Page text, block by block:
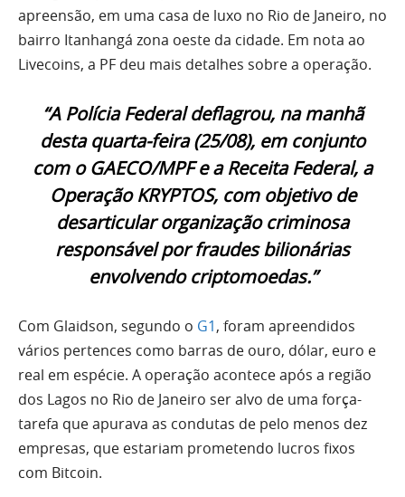
apreensão, em uma casa de luxo no Rio de Janeiro, no
bairro Itanhangá zona oeste da cidade. Em nota ao
Livecoins, a PF deu mais detalhes sobre a operação.
“A Polícia Federal deflagrou, na manhã
desta quarta-feira (25/08), em conjunto
com o GAECO/MPF e a Receita Federal, a
Operação KRYPTOS, com objetivo de
desarticular organização criminosa
responsável por fraudes bilionárias
envolvendo criptomoedas.”
Com Glaidson, segundo o G1, foram apreendidos
vários pertences como barras de ouro, dólar, euro e
real em espécie. A operação acontece após a região
dos Lagos no Rio de Janeiro ser alvo de uma força-
tarefa que apurava as condutas de pelo menos dez
empresas, que estariam prometendo lucros fixos
com Bitcoin.